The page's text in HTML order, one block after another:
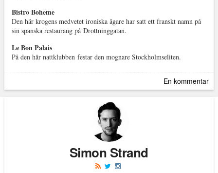
Bistro Boheme
Den här krogens medvetet ironiska ägare har satt ett franskt namn på
sin spanska restaurang på Drottninggatan.
Le Bon Palais
På den här nattklubben festar den mognare Stockholmseliten.
En kommentar
Simon Strand